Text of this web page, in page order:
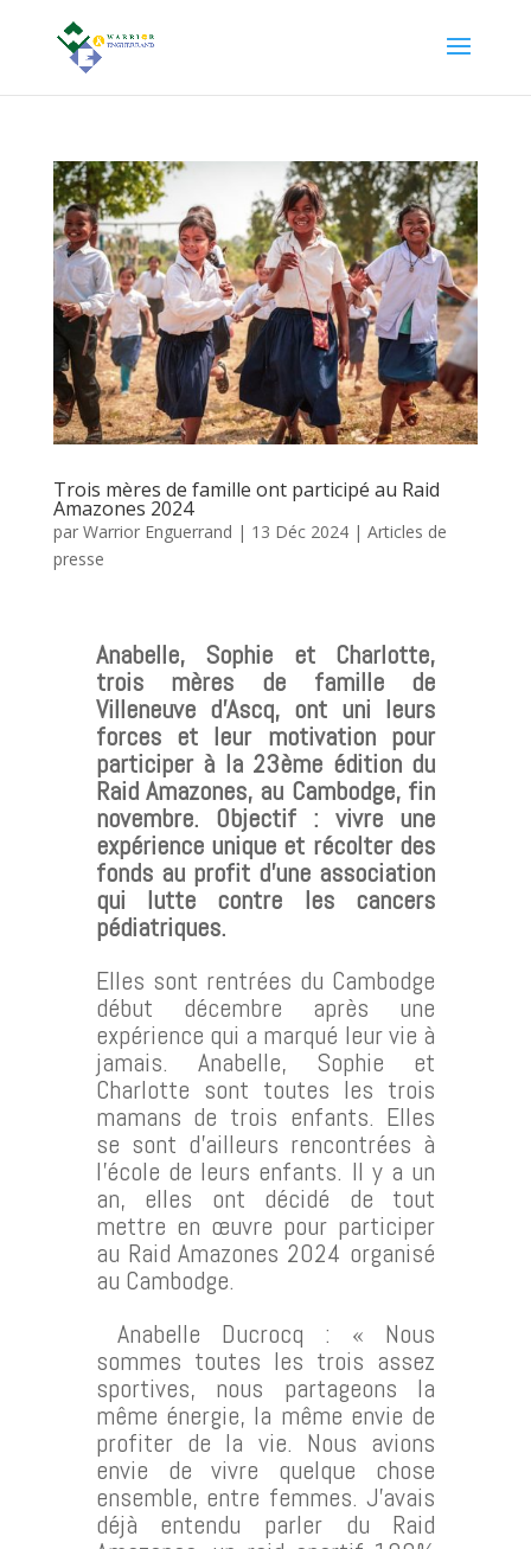
Trois mères de famille ont participé au Raid
Amazones 2024
par Warrior Enguerrand | 13 Déc 2024| Articles de
presse
Anabelle, Sophie et Charlotte,
trois mères de famille de
Villeneuve d’Ascq, ont uni leurs
forces et leur motivation pour
participer à la 23ème édition du
Raid Amazones, au Cambodge, fin
novembre. Objectif : vivre une
expérience unique et récolter des
fonds au profit d’une association
qui lutte contre les cancers
pédiatriques.
Elles sont rentrées du Cambodge
début décembre après une
expérience qui a marqué leur vie à
jamais. Anabelle, Sophie et
Charlotte sont toutes les trois
mamans de trois enfants. Elles
se sont d’ailleurs rencontrées à
l’école de leurs enfants. Il y a un
an, elles ont décidé de tout
mettre en œuvre pour participer
au Raid Amazones 2024 organisé
au Cambodge.
Anabelle Ducrocq : « Nous
sommes toutes les trois assez
sportives, nous partageons la
même énergie, la même envie de
profiter de la vie. Nous avions
envie de vivre quelque chose
ensemble, entre femmes. J’avais
déjà entendu parler du Raid